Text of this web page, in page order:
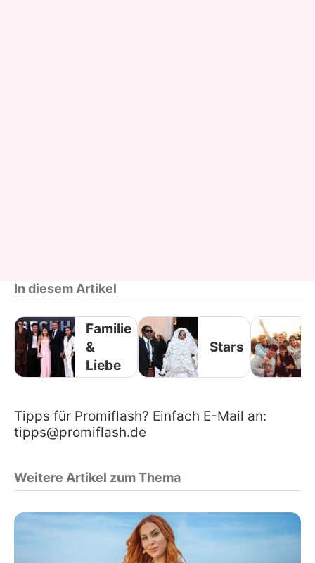
In diesem Artikel
Familie
&
Liebe
Stars
Tipps für Promiflash? Einfach E-Mail an:
tipps@promiflash.de
Weitere Artikel zum Thema